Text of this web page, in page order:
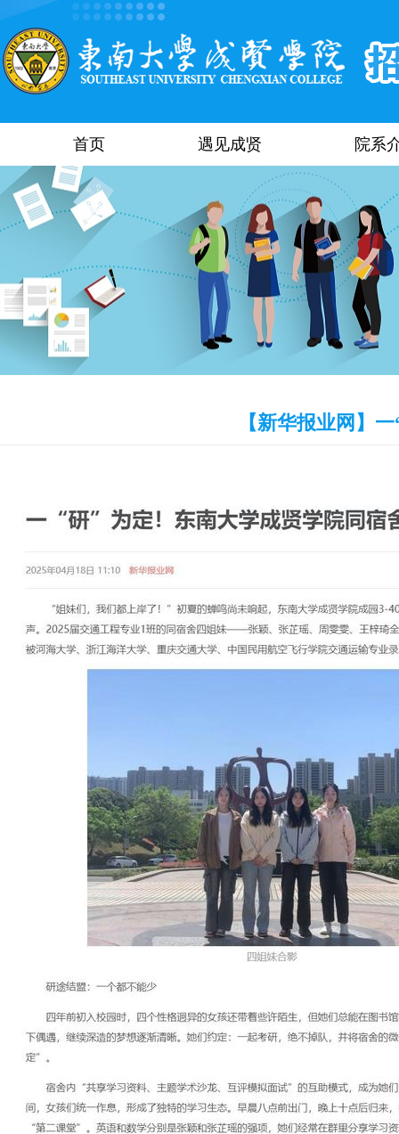
首页 遇见成贤 院系
【新华报业网】